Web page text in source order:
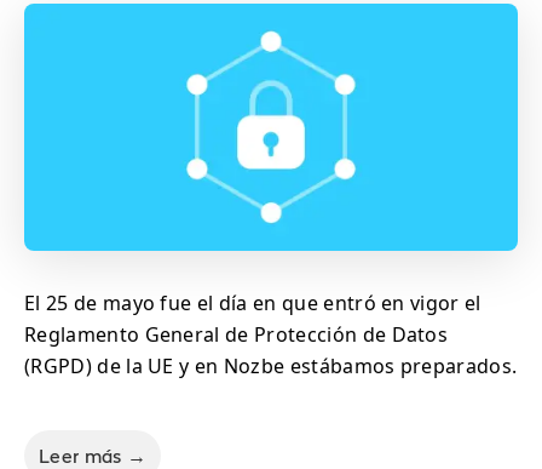
El 25 de mayo fue el día en que entró en vigor el
Reglamento General de Protección de Datos
(RGPD) de la UE y en Nozbe estábamos preparados.
Leer más →